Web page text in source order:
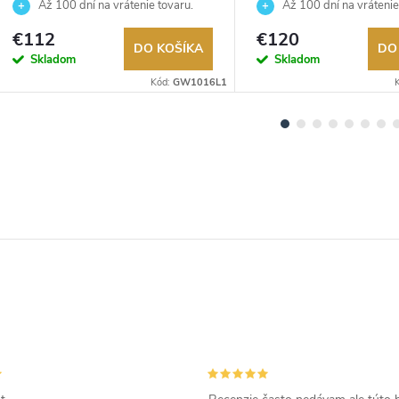
GW1016L1
Až 100 dní na vrátenie tovaru.
Autorizovaný predajca.
€112
Skladom
DO KOŠÍKA
Kód: GW1016L1
GW0655L5
Až 100 dní na
Autorizovaný predajca.
€120
Skladom